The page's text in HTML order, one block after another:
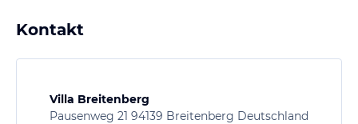
Kontakt
Villa Breitenberg
Pausenweg 21 94139 Breitenberg Deutschland